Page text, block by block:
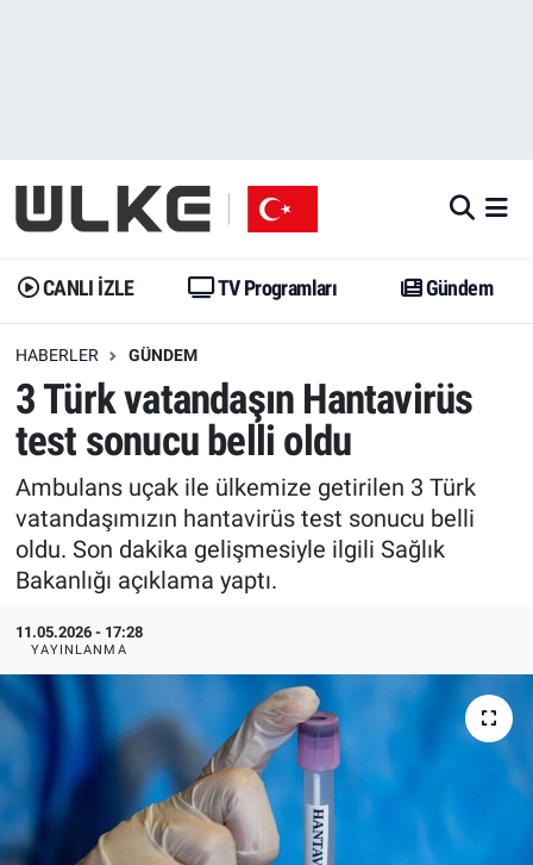
CANLI İZLE TV Programları Gündem
HABERLER GÜNDEM
3 Türk vatandaşın Hantavirüs
test sonucu belli oldu
Ambulans uçak ile ülkemize getirilen 3 Türk
vatandaşımızın hantavirüs test sonucu belli
oldu. Son dakika gelişmesiyle ilgili Sağlık
Bakanlığı açıklama yaptı.
11.05.2026 - 17:28
YAYINLANMA
Gündem
Dünya
Erişim Bilgileri
Ekonomi
Trend
Özel Haberler
Yazarlar
Gündem
Trend
Erişim Bilgileri
Spor
Ekonomi
Dünya
Medya
Erişim Bilgileri
İstanbul Namaz Vakitleri
Trafik Durumu
Erişim Bilgileri
Tüm Manşetler
Son Dakika Haberleri
Haber Arşivi